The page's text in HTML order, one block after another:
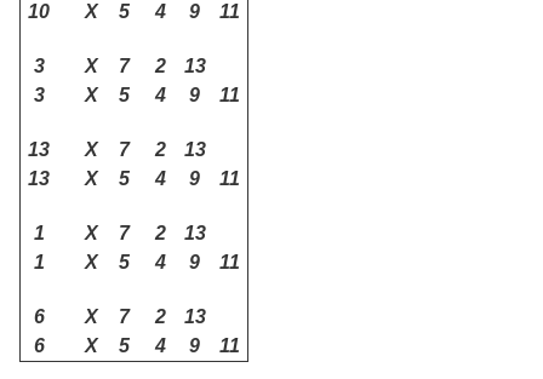
10
X 5 4 9 11
3 X 7 2
13
3
X 5 4 9 11
13 X 7 2
13
13
X 5 4 9 11
1 X 7 2
13
1
X 5 4 9 11
6 X 7 2
13
6
X 5 4 9 11